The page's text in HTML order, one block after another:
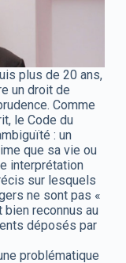
plus de 20 ans,
un droit de
Comme
le Code du
: un
que sa vie ou
interprétation
sur lesquels
ne sont pas «
reconnus au
déposés par
problématique